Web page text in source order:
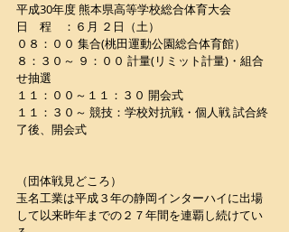
平成30年度 熊本県高等学校総合体育大会
日　程　：６月 ２日（土）
０８：００ 集合(桃田運動公園総合体育館）
８：３０～ ９：００ 計量(リミット計量)・組合
せ抽選
１１：００～１１：３０ 開会式
１１：３０～ 競技：学校対抗戦・個人戦 試合終
了後、開会式
（団体戦見どころ）
玉名工業は平成３年の静岡インターハイに出場
して以来昨年までの２７年間を連覇し続けてい